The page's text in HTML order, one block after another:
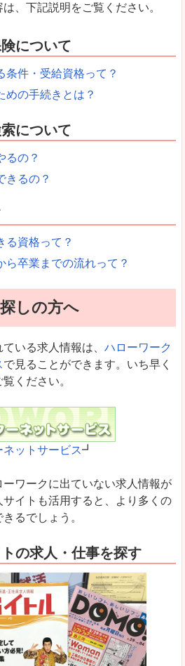
、下記説明をご覧ください。
について
条件・受給資格って？
めの手続きとは？
について
るの？
きるの？
る資格って？
ら卒業までの流れって？
しの方へ
いる求人情報は、 ハローワーク
で見ることができます。いち早く
ください。
ットサービス┛
ワークに出ていない求人情報が
イトも活用すると、より多くの
るでしょう。
の求人・仕事を探す